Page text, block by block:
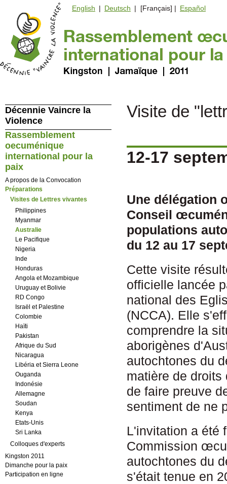
English | Deutsch | [Français] | Español
Visite de
12-17
Une délégation
Conseil
populations
du 12 au 17
Cette visite
officielle lancée
national des
(NCCA). Elle
comprendre la
aborigènes
autochtones du
matière de droits
de faire preuve
sentiment de ne
L'invitation a été
Commission
autochtones du
s'était tenue en
Décennie Vaincre la
Violence
Rassemblement
oecuménique
international pour la
paix
A propos de la Convocation
Préparations
Visites de Lettres vivantes
Philippines
Myanmar
Australie
Le Pacifique
Nigeria
Inde
Honduras
Angola et Mozambique
Uruguay et Bolivie
RD Congo
Israël et Palestine
Colombie
Haïti
Pakistan
Afrique du Sud
Nicaragua
Libéria et Sierra Leone
Ouganda
Indonésie
Allemagne
Soudan
Kenya
Etats-Unis
Sri Lanka
Colloques d'experts
Kingston 2011
Dimanche pour la paix
Participation en ligne